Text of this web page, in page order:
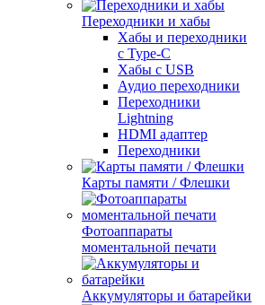
Переходники и хабы
Хабы и переходники
с Type-C
Хабы с USB
Аудио переходники
Переходники
Lightning
HDMI адаптер
Переходники
Карты памяти / Флешки
Фотоаппараты
моментальной печати
Аккумуляторы и батарейки